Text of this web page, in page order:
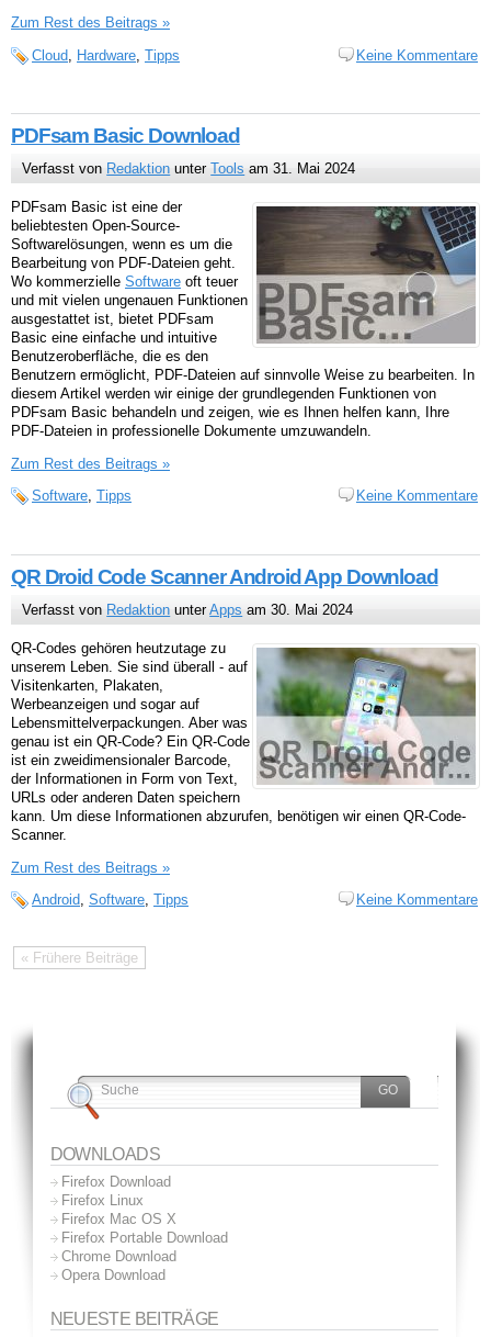
Zum Rest des Beitrags »
Cloud Hardware Tipps Keine Kommentare
PDFsam Basic Download
Verfasst von Redaktion unterTools am 31. Mai 2024
PDFsam Basic ist eine der
beliebtesten Open-Source-
Softwarelösungen, wenn es um die
Bearbeitung von PDF-Dateien geht.
Wo kommerzielle Software oft teuer
und mit vielen ungenauen Funktionen
ausgestattet ist, bietet PDFsam
Basic eine einfache und intuitive
Benutzeroberfläche, die es den
Benutzern ermöglicht, PDF-Dateien auf sinnvolle Weise zu bearbeiten. In
diesem Artikel werden wir einige der grundlegenden Funktionen von
PDFsam Basic behandeln und zeigen, wie es Ihnen helfen kann, Ihre
PDF-Dateien in professionelle Dokumente umzuwandeln.
Zum Rest des Beitrags »
Software, Tipps Keine Kommentare
QR Droid Code Scanner Android App Download
Verfasst von Redaktion unterApps am 30. Mai 2024
QR-Codes gehören heutzutage zu
unserem Leben. Sie sind überall - auf
Visitenkarten, Plakaten,
Werbeanzeigen und sogar auf
Lebensmittelverpackungen. Aber was
genau ist ein QR-Code? Ein QR-Code
ist ein zweidimensionaler Barcode,
der Informationen in Form von Text,
URLs oder anderen Daten speichern
kann. Um diese Informationen abzurufen, benötigen wir einen QR-Code-
Scanner.
Zum Rest des Beitrags »
Android, Software, Tipps Keine Kommentare
« Frühere Beiträge
DOWNLOADS
Firefox Download
Firefox Linux
Firefox Mac OS X
Firefox Portable Download
Chrome Download
Opera Download
NEUESTE BEITRÄGE